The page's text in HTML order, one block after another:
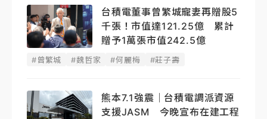
台積電董事曾繁城寵妻再贈股5
千張！市值達121.25億 累計
贈予1萬張市值242.5億
#曾繁城 #魏哲家 #何麗梅 #莊子壽
熊本7.1強震｜台積電調派資源
支援JASM 今晚宣布在建工程